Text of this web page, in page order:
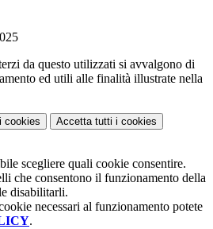
da questo utilizzati si avvalgono di
ed utili alle finalità illustrate nella
i cookies Accetta tutti i cookies
scegliere quali cookie consentire.
che consentono il funzionamento della
disabilitarli.
necessari al funzionamento potete
.